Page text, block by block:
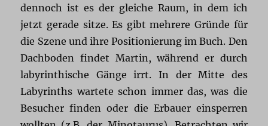
dennoch ist es der gleiche Raum, in dem ich
jetzt gerade sitze. Es gibt mehrere Gründe für
die Szene und ihre Positionierung im Buch. Den
Dachboden findet Martin, während er durch
labyrinthische Gänge irrt. In der Mitte des
Labyrinths wartete schon immer das, was die
Besucher finden oder die Erbauer einsperren